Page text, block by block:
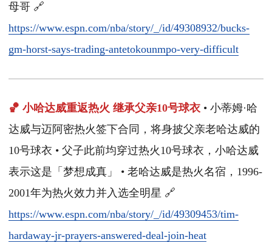
母哥 🔗
https://www.espn.com/nba/story/_/id/49308932/bucks-
gm-horst-says-trading-antetokounmpo-very-difficult
🏀 小哈达威重返热火 继承父亲10号球衣 • 小蒂姆·哈
达威与迈阿密热火签下合同，将身披父亲老哈达威的
10号球衣 • 父子此前均穿过热火10号球衣，小哈达威
表示这是「梦想成真」 • 老哈达威是热火名宿，1996-
2001年为热火效力并入选全明星 🔗
https://www.espn.com/nba/story/_/id/49309453/tim-
hardaway-jr-prayers-answered-deal-join-heat